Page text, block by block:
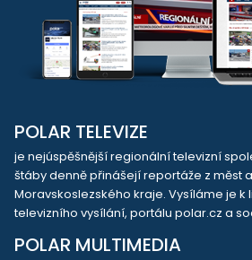
POLAR TELEVIZE
je nejúspěšnější regionální televizní
štáby denně přinášejí reportáže z měst
Moravskoslezského kraje. Vysíláme je
televizního vysílání, portálu polar.cz a
POLAR MULTIMEDIA